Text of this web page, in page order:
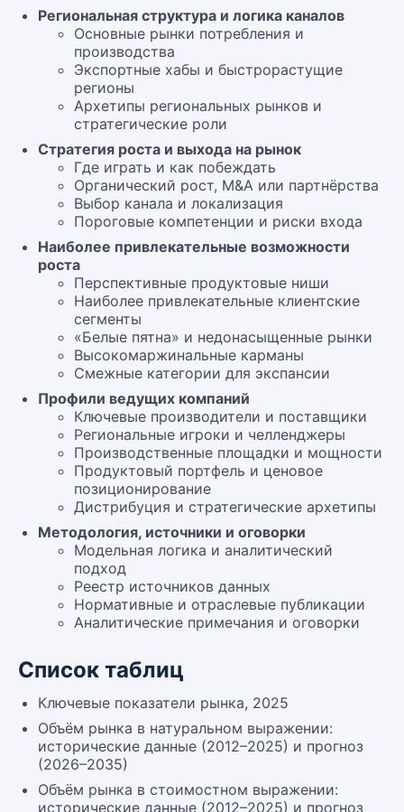
Региональная структура и логика каналов
Основные рынки потребления и
производства
Экспортные хабы и быстрорастущие
регионы
Архетипы региональных рынков и
стратегические роли
Стратегия роста и выхода на рынок
Где играть и как побеждать
Органический рост, M&A или партнёрства
Выбор канала и локализация
Пороговые компетенции и риски входа
Наиболее привлекательные возможности
роста
Перспективные продуктовые ниши
Наиболее привлекательные клиентские
сегменты
«Белые пятна» и недонасыщенные рынки
Высокомаржинальные карманы
Смежные категории для экспансии
Профили ведущих компаний
Ключевые производители и поставщики
Региональные игроки и челленджеры
Производственные площадки и мощности
Продуктовый портфель и ценовое
позиционирование
Дистрибуция и стратегические архетипы
Методология, источники и оговорки
Модельная логика и аналитический
подход
Реестр источников данных
Нормативные и отраслевые публикации
Аналитические примечания и оговорки
Список таблиц
Ключевые показатели рынка, 2025
Объём рынка в натуральном выражении:
исторические данные (2012–2025) и прогноз
(2026–2035)
Объём рынка в стоимостном выражении:
исторические данные (2012–2025) и прогноз